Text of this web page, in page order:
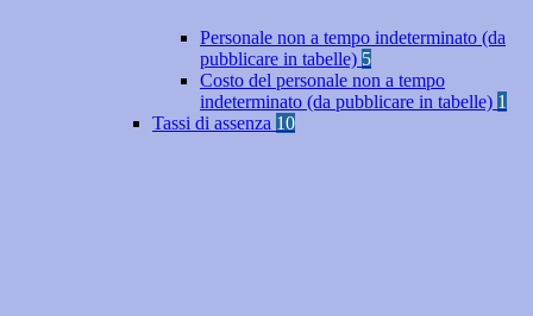
Personale non a tempo indeterminato (da
pubblicare in tabelle) 5
Costo del personale non a tempo
indeterminato (da pubblicare in tabelle) 1
Tassi di assenza 10